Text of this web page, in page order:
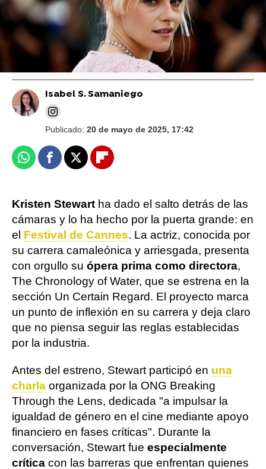
Isabel S. Samaniego
Publicado: 20 de mayo de 2025, 17:42
WhatsappFacebook
X Flipboard
Kristen Stewart ha dado el salto detrás de las
cámaras y lo ha hecho por la puerta grande: en
el Festival de Cannes. La actriz, conocida por
su carrera camaleónica y arriesgada, presenta
con orgullo su ópera prima como directora,
The Chronology of Water, que se estrena en la
sección Un Certain Regard. El proyecto marca
un punto de inflexión en su carrera y deja claro
que no piensa seguir las reglas establecidas
por la industria.
Antes del estreno, Stewart participó en una
charla organizada por la ONG Breaking
Through the Lens, dedicada "a impulsar la
igualdad de género en el cine mediante apoyo
financiero en fases críticas". Durante la
conversación, Stewart fue especialmente
crítica con las barreras que enfrentan quienes